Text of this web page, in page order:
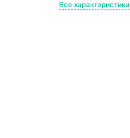
Все характеристики